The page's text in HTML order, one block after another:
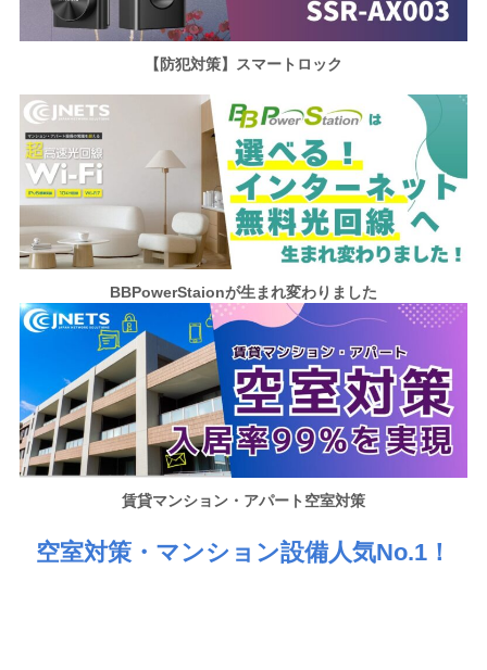
【防犯対策】スマートロック
BBPowerStaionが生まれ変わりました
賃貸マンション・アパート空室対策
空室対策・マンション設備人気No.1！